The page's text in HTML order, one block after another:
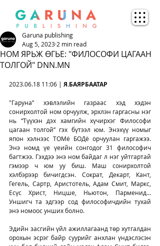
НОМ ЯРЬЖ ӨГЬЕ: "ФИЛОСОФИ ЦАГААН
ТОЛГОЙ" DNN.MN
Garuna publishing
Aug 5, 2023 2 min read
2023.06.18 11:06 | Я.БАЯРБААТАР
"Гаруна” хэвлэлийн газраас хэд хэдэн
сонирхолтой ном орчуулж, эрхлэн гаргасны нэг
нь “Түүхэн дэх хамгийн хүчирхэг Философи
цагаан толгой” гэх бүтээл юм. Энэхүү номыг
япон хэлнээс ТОМё БОДё орчуулан гаргажээ.
Энэ номд үе үеийн сонгодог 31 философич
багтжээ. Гэхдээ энэ ном байдаг л нэг уйтгартай
гэмээр ч юм уу биш. Маш сонирхолтой
хэлбэрээр бичигдсэн. Сократ, Декарт, Кант,
Гегель, Сартр, Аристотель, Адам Смит, Маркс,
Есүс Христ, Ницше, Ньютон, Парменид...
Уншигч та эдгээр сод философичдийн тухай
энэ номоос унших болно.
Эдийн засгийн үйл ажиллагаанд төр хутгалдан
орохын эсрэг байр суурийг анхлан үндэслэсэн